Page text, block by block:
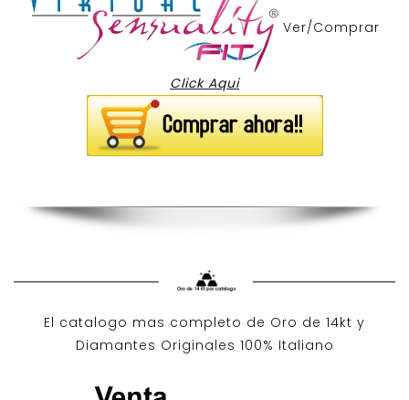
Ver/Comprar
Click Aqui
El catalogo mas completo de Oro de 14kt y
Diamantes Originales 100% Italiano